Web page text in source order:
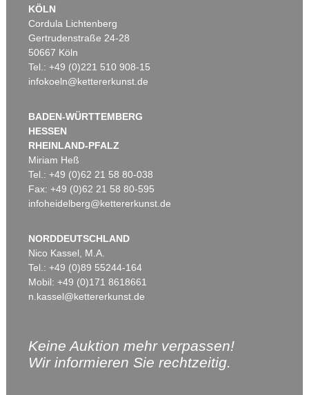
KÖLN
Cordula Lichtenberg
Gertrudenstraße 24-28
50667 Köln
Tel.: +49 (0)221 510 908-15
infokoeln@kettererkunst.de
BADEN-WÜRTTEMBERG
HESSEN
RHEINLAND-PFALZ
Miriam Heß
Tel.: +49 (0)62 21 58 80-038
Fax: +49 (0)62 21 58 80-595
infoheidelberg@kettererkunst.de
NORDDEUTSCHLAND
Nico Kassel, M.A.
Tel.: +49 (0)89 55244-164
Mobil: +49 (0)171 8618661
n.kassel@kettererkunst.de
Keine Auktion mehr verpassen!
Wir informieren Sie rechtzeitig.